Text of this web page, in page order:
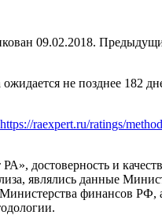
09.02.2018.
не позднее 182
https://raexpert.ru/ratings/
достоверность и
являлись данные
финансов